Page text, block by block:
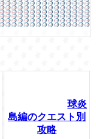
球炎
島編のクエスト別
攻略